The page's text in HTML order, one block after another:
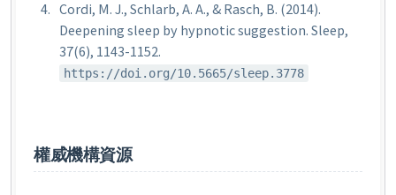
Cordi, M. J., Schlarb, A. A., & Rasch, B. (2014).
Deepening sleep by hypnotic suggestion.Sleep,
37(6), 1143-1152.
https://doi.org/10.5665/sleep.3778
權威機構資源